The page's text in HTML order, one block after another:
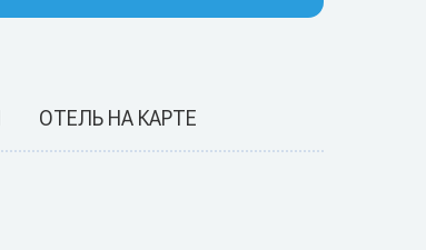
ОТЕЛЬ НА КАРТЕ